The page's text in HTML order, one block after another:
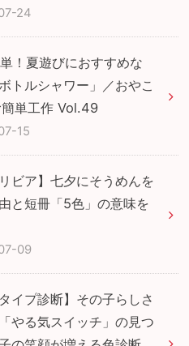
24
！夏遊びにおすすめな
トルシャワー」／おやこ
単工作 Vol.49
15
リビア】七夕にそうめんを
と短冊「5色」の意味を
09
イプ診断】その子らしさ
やる気スイッチ」の見つ